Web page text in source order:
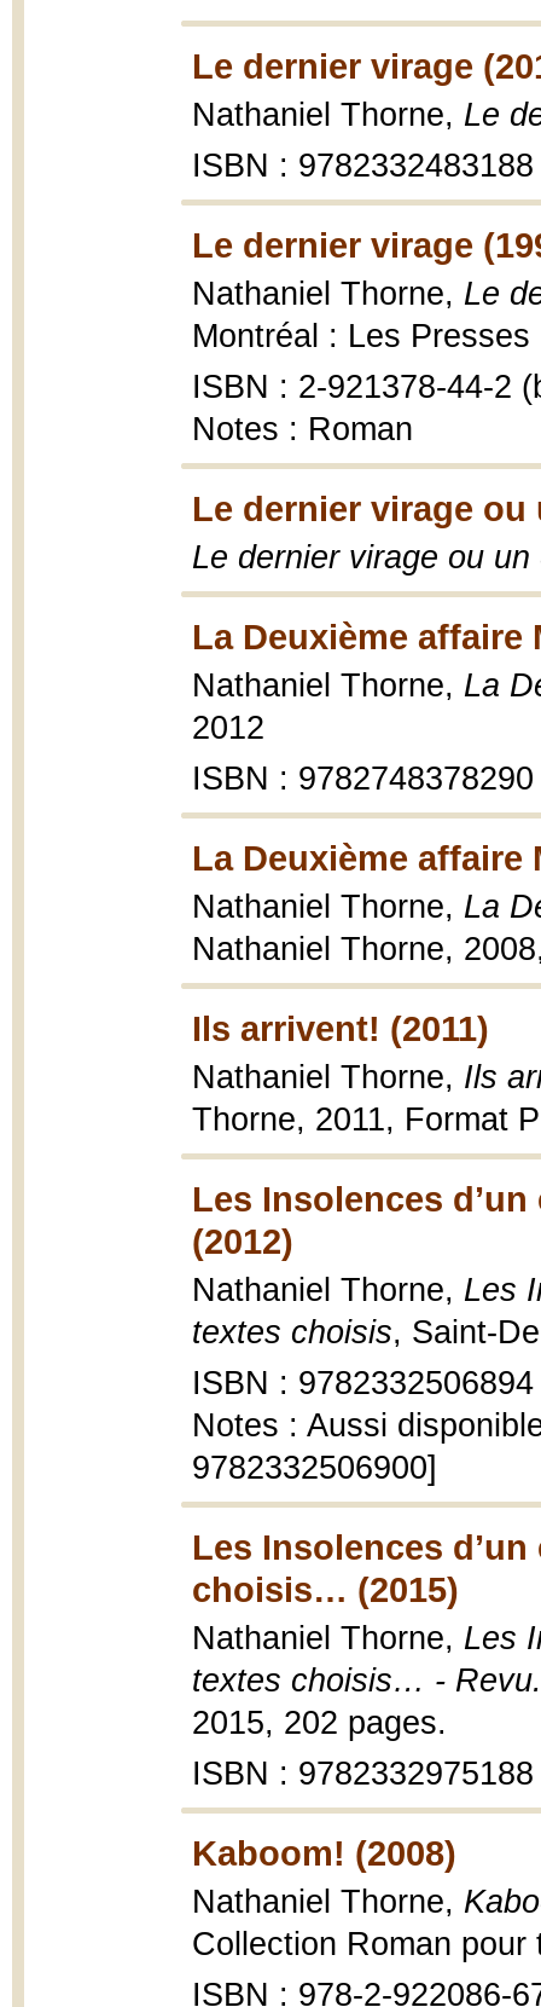
Le dernier virage
Nathaniel Thorne, Le
ISBN : 9782332483188
Le dernier virage
Nathaniel Thorne, Le
Montréal : Les
ISBN : 2-921378-44-2
Notes : Roman
Le dernier virage ou
Le dernier virage ou
La Deuxième affaire
Nathaniel Thorne, La
2012
ISBN : 9782748378290
La Deuxième affaire
Nathaniel Thorne, La
Nathaniel Thorne,
Ils arrivent! (2011)
Nathaniel Thorne, Ils
Thorne, 2011, Format
Les Insolences
(2012)
Nathaniel Thorne, Les
textes choisis, Saint-
ISBN : 9782332506894
Notes : Aussi
9782332506900]
Les Insolences
choisis… (2015)
Nathaniel Thorne, Les
textes choisis… -
2015, 202 pages.
ISBN : 9782332975188
Kaboom! (2008)
Nathaniel Thorne,
Collection Roman
ISBN : 978-2-922086-